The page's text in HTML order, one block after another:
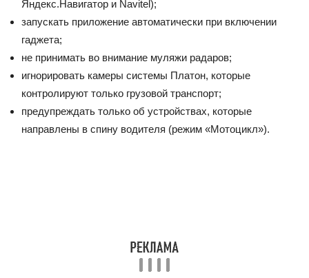
Яндекс.Навигатор и Navitel);
запускать приложение автоматически при включении
гаджета;
не принимать во внимание муляжи радаров;
игнорировать камеры системы Платон, которые
контролируют только грузовой транспорт;
предупреждать только об устройствах, которые
направлены в спину водителя (режим «Мотоцикл»).